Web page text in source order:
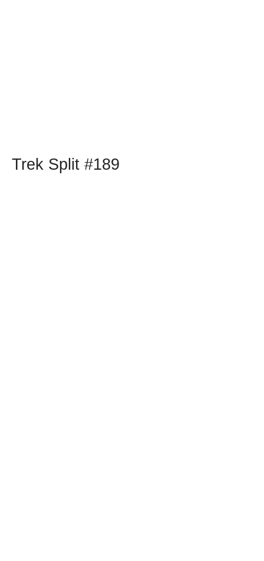
Trek Split #189